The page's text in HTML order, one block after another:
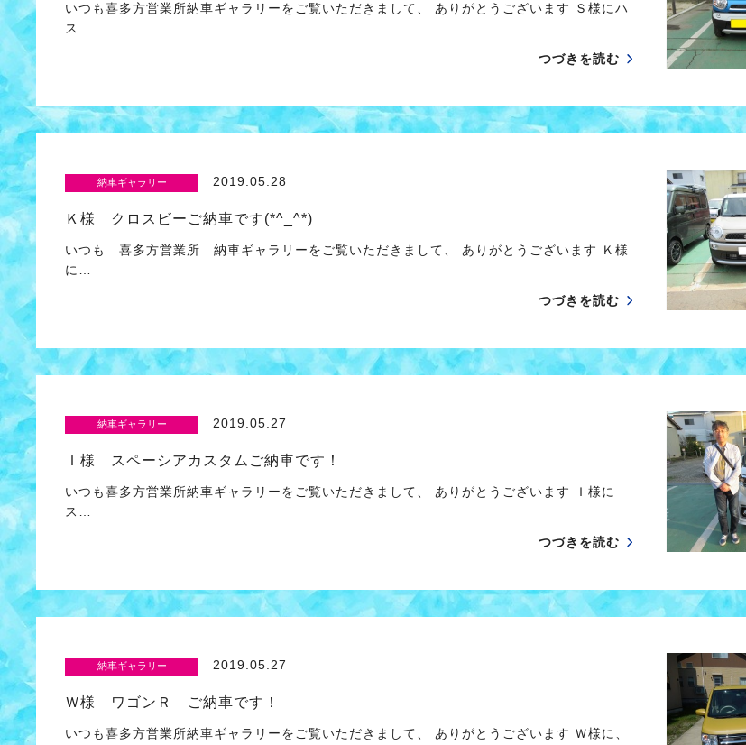
いつも喜多方営業所納車ギャラリーをご覧いただきまして、 ありがとうございます Ｓ様にハ
ス…
つづきを読む
納車ギャラリー 2019.05.28
Ｋ様 クロスビーご納車です(*^_^*)
いつも 喜多方営業所 納車ギャラリーをご覧いただきまして、 ありがとうございます Ｋ様
に…
つづきを読む
納車ギャラリー 2019.05.27
Ｉ様 スペーシアカスタムご納車です！
いつも喜多方営業所納車ギャラリーをご覧いただきまして、 ありがとうございます Ｉ様に
ス…
つづきを読む
納車ギャラリー 2019.05.27
Ｗ様 ワゴンＲ ご納車です！
いつも喜多方営業所納車ギャラリーをご覧いただきまして、 ありがとうございます Ｗ様に、